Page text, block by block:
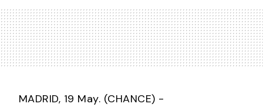
MADRID, 19 May. (CHANCE) -